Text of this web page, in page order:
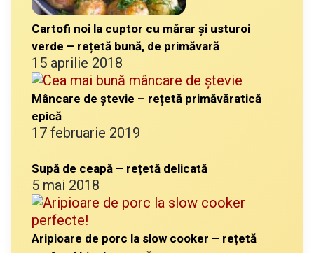
Cartofi noi la cuptor cu mărar și usturoi
verde – rețetă bună, de primăvară
15 aprilie 2018
Mâncare de ștevie – rețetă primăvăratică
epică
17 februarie 2019
Supă de ceapă – rețetă delicată
5 mai 2018
Aripioare de porc la slow cooker – rețetă